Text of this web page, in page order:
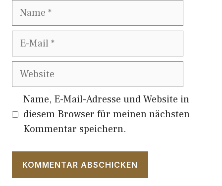
Name
E-
Website
Name, E-Mail-Adresse und Website in
diesem Browser für meinen nächsten
Kommentar speichern.